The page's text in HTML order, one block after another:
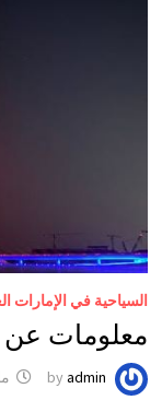
السياحية في الإمارات
معلومات عن
byadmin